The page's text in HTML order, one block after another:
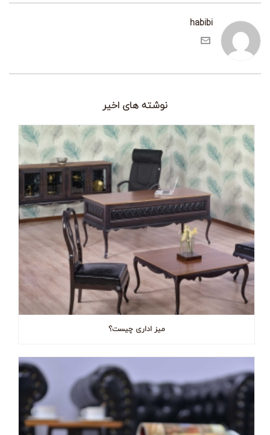
habibi
نوشته های اخیر
میز اداری چیست؟